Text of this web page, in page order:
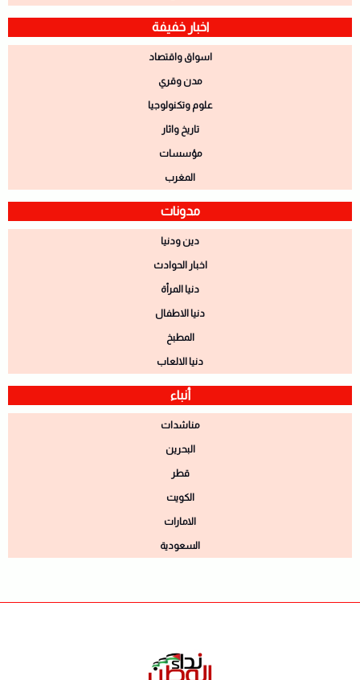
اخبار خفيفة
اسواق واقتصاد
مدن وقري
علوم وتكنولوجيا
تاريخ واثار
مؤسسات
المغرب
مدونات
دين ودنيا
اخبار الحوادث
دنيا المرأة
دنيا الاطفال
المطبخ
دنيا الالعاب
أنباء
مناشدات
البحرين
قطر
الكويت
الامارات
السعودية